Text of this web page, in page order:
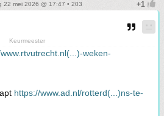
22 mei 2026 @ 17:47 • 203
Keurmeester
weken-
https://www.ad.nl/rotterd(...)ns-te-